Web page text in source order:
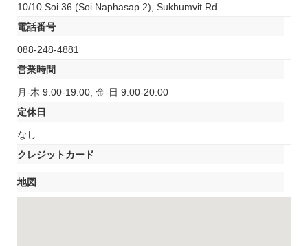
10/10 Soi 36 (Soi Naphasap 2), Sukhumvit Rd.
電話番号
088-248-4881
営業時間
月-木 9:00-19:00, 金-日 9:00-20:00
定休日
なし
クレジットカード
地図